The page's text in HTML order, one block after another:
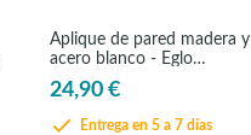
Aplique de pared madera y
acero blanco - Eglo
Townshend
24,90 €
Entrega en 5 a 7 días